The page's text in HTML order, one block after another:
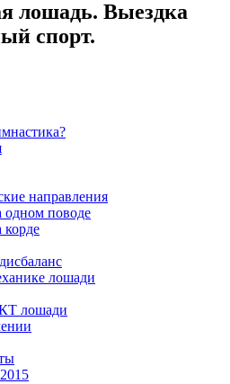
лошадь. Выездка
спорт.
направления
одном поводе
корде
лошади
лошади